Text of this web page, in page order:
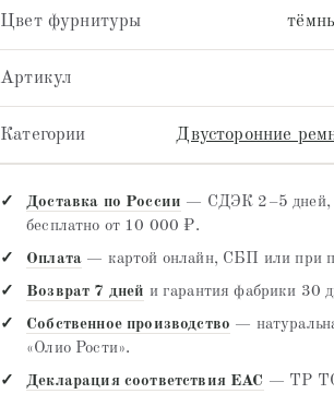
Цвет фурнитуры
Артикул
Категории Двусторонние
Доставка по России — СДЭК 2–5 дней,
бесплатно от 10 000 ₽.
Оплата — картой онлайн, СБП или при
Возврат 7 дней и гарантия фабрики 30
Собственное производство —
«Олио Рости».
Декларация соответствия EAC — ТР